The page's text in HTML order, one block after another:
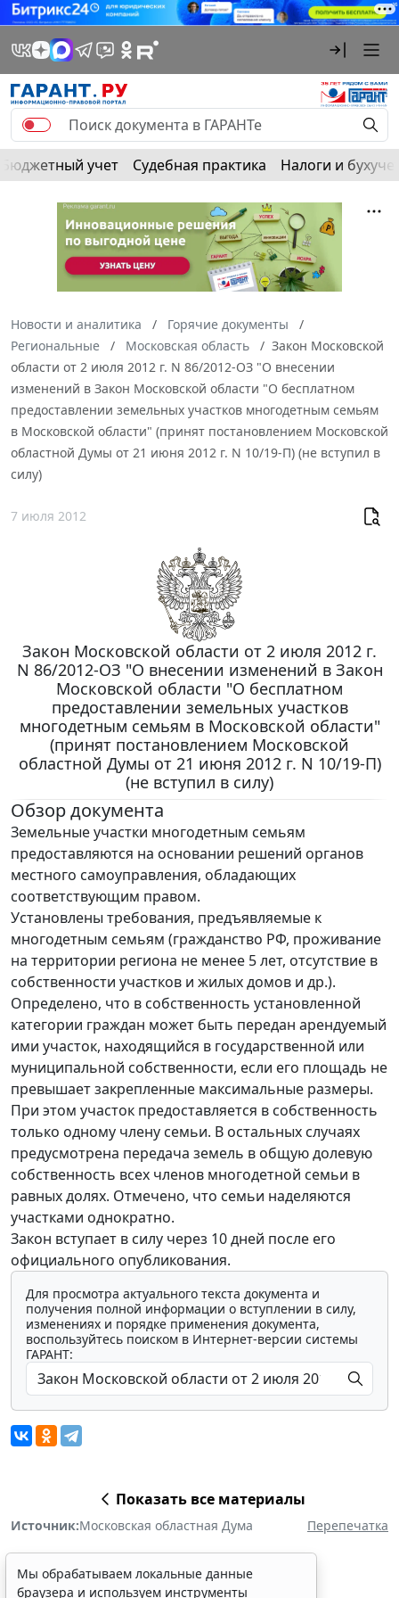
Бюджетный учет Судебная практика Налоги и
Новости и аналитика
Горячие документы
Региональные
Московская область
Закон Московской
области от 2 июля 2012 г. N 86/2012-ОЗ "О внесении
изменений в Закон Московской области "О бесплатном
предоставлении земельных участков многодетным семьям
в Московской области" (принят постановлением Московской
областной Думы от 21 июня 2012 г. N 10/19-П) (не вступил в
силу)
7 июля 2012
Закон Московской области от 2 июля 2012 г.
N 86/2012-ОЗ "О внесении изменений в Закон
Московской области "О бесплатном
предоставлении земельных участков
многодетным семьям в Московской области"
(принят постановлением Московской
областной Думы от 21 июня 2012 г. N 10/19-П)
(не вступил в силу)
Обзор документа
Земельные участки многодетным семьям
предоставляются на основании решений органов
местного самоуправления, обладающих
соответствующим правом.
Установлены требования, предъявляемые к
многодетным семьям (гражданство РФ, проживание
на территории региона не менее 5 лет, отсутствие в
собственности участков и жилых домов и др.).
Определено, что в собственность установленной
категории граждан может быть передан арендуемый
ими участок, находящийся в государственной или
муниципальной собственности, если его площадь не
превышает закрепленные максимальные размеры.
При этом участок предоставляется в собственность
только одному члену семьи. В остальных случаях
предусмотрена передача земель в общую долевую
собственность всех членов многодетной семьи в
равных долях. Отмечено, что семьи наделяются
участками однократно.
Закон вступает в силу через 10 дней после его
официального опубликования.
Для просмотра актуального текста документа и
получения полной информации о вступлении в силу,
изменениях и порядке применения документа,
воспользуйтесь поиском в Интернет-версии системы
ГАРАНТ:
Показать все материалы
Источник:Московская областная Дума Перепечатка
Мы обрабатываем локальные данные
браузера и используем инструменты